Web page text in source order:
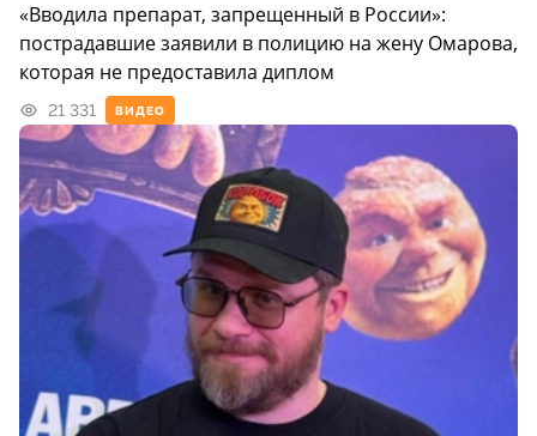
ВИДЕО
«Вводила препарат, запрещенный в России»:
пострадавшие заявили в полицию на жену Омарова,
которая не предоставила диплом
21 331